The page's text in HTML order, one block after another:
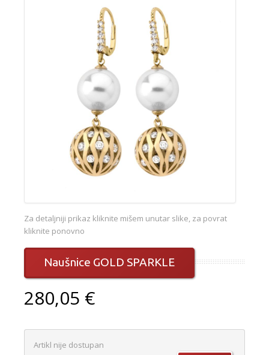
Za detaljniji prikaz kliknite mišem unutar slike, za povrat
kliknite ponovno
Naušnice GOLD SPARKLE
280,05 €
Artikl nije dostupan